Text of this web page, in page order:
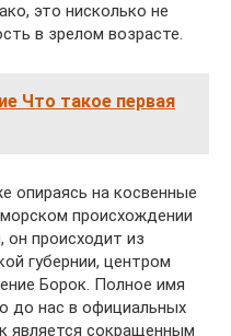
это нисколько не
в зрелом возрасте.
Что такое первая
опираясь на косвенные
происхождении
он происходит из
губернии, центром
Борок. Полное имя
до нас в официальных
является сокращенным